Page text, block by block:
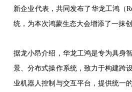
新企业代表，共同发布了华龙工鸿（
统，为本次鸿蒙生态大会增添了一抹创
据龙小昂介绍，华龙工鸿是专为具身
景、分布式操作系统，致力于构建跨
业机器人控制与交互平台，提供统一